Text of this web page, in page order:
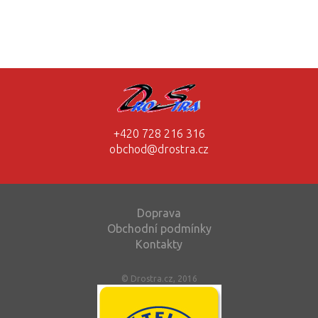
+420 728 216 316
obchod@drostra.cz
Doprava
Obchodní podmínky
Kontakty
© Drostra.cz, 2016